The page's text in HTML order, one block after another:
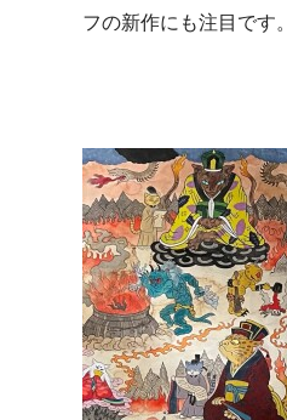
フの新作にも注目です。